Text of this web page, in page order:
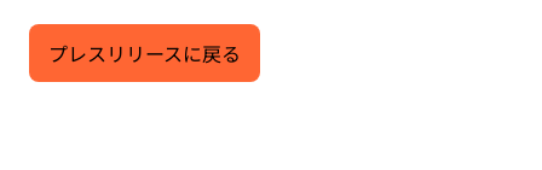
プレスリリースに戻る